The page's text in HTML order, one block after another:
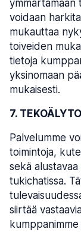
ymmärtämään
voidaan
mukauttaa
toiveiden
tietoja
yksinomaan
mukaisesti.
7.
Palvelumme
toimintoja,
sekä
tukichatissa.
siirtää